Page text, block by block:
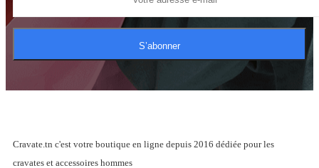
S’abonner
Cravate.tn c'est votre boutique en ligne depuis 2016 dédiée pour les
cravates et accessoires hommes